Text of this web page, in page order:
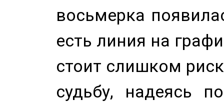
восьмерка
есть линия на
стоит слишком
судьбу, надеясь